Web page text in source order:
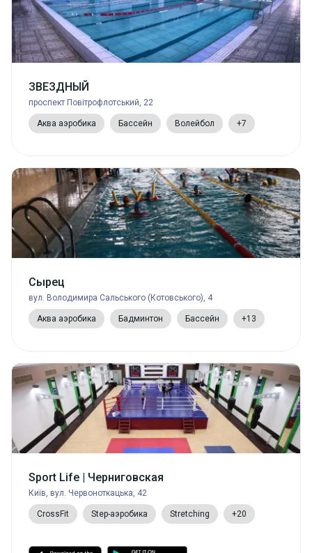
ЗВЕЗДНЫЙ
проспект Повітрофлотський, 22
Аква аэробика Бассейн Волейбол +7
Сырец
вул. Володимира Сальського (Котовського), 4
Аква аэробика Бадминтон Бассейн +13
Sport Life | Черниговская
Київ, вул. Червоноткацька, 42
CrossFit Step-аэробика Stretching +20